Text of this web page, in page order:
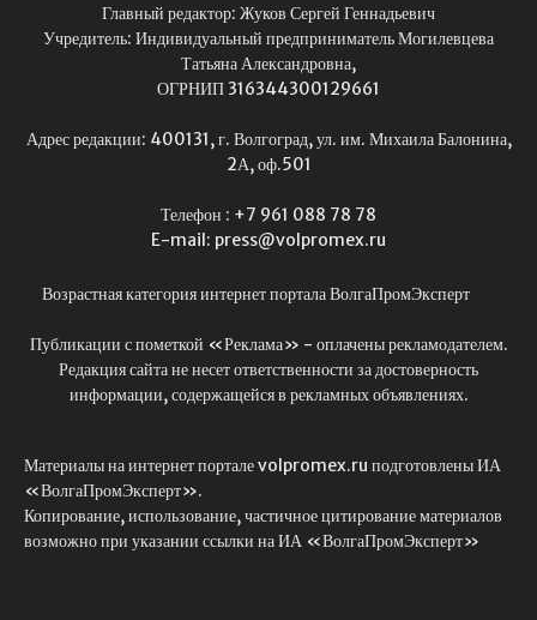
Главный редактор: Жуков Сергей Геннадьевич
Учредитель: Индивидуальный предприниматель Могилевцева
Татьяна Александровна,
ОГРНИП 316344300129661
Адрес редакции: 400131, г. Волгоград, ул. им. Михаила Балонина,
2А, оф.501
Телефон : +7 961 088 78 78
E-mail: press@volpromex.ru
Возрастная категория интернет портала ВолгаПромЭксперт
Публикации с пометкой «Реклама» - оплачены рекламодателем.
Редакция сайта не несет ответственности за достоверность
информации, содержащейся в рекламных объявлениях.
Материалы на интернет портале volpromex.ru подготовлены ИА
«ВолгаПромЭксперт».
Копирование, использование, частичное цитирование материалов
возможно при указании ссылки на ИА «ВолгаПромЭксперт»